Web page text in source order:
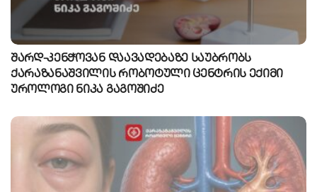
შარდ-კენჭოვან დაავადებაზე საუბრობს
ქარაზანაშვილის რობოტული ცენტრის ექიმი
უროლოგი ნიკა გაგოშიძე